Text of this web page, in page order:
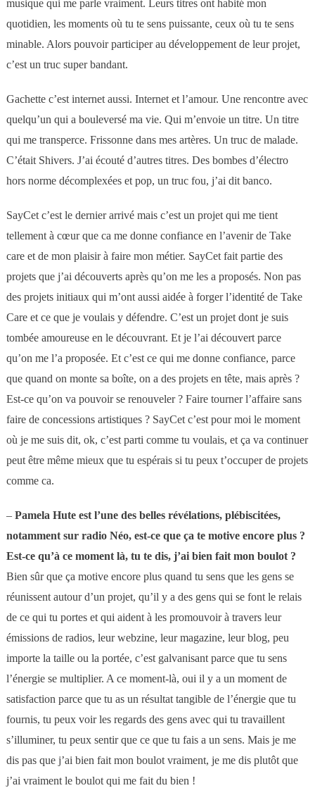
musique qui me parle vraiment. Leurs titres ont habité mon
quotidien, les moments où tu te sens puissante, ceux où tu te sens
minable. Alors pouvoir participer au développement de leur projet,
c’est un truc super bandant.
Gachette c’est internet aussi. Internet et l’amour. Une rencontre avec
quelqu’un qui a bouleversé ma vie. Qui m’envoie un titre. Un titre
qui me transperce. Frissonne dans mes artères. Un truc de malade.
C’était Shivers. J’ai écouté d’autres titres. Des bombes d’électro
hors norme décomplexées et pop, un truc fou, j’ai dit banco.
SayCet c’est le dernier arrivé mais c’est un projet qui me tient
tellement à cœur que ca me donne confiance en l’avenir de Take
care et de mon plaisir à faire mon métier. SayCet fait partie des
projets que j’ai découverts après qu’on me les a proposés. Non pas
des projets initiaux qui m’ont aussi aidée à forger l’identité de Take
Care et ce que je voulais y défendre. C’est un projet dont je suis
tombée amoureuse en le découvrant. Et je l’ai découvert parce
qu’on me l’a proposée. Et c’est ce qui me donne confiance, parce
que quand on monte sa boîte, on a des projets en tête, mais après ?
Est-ce qu’on va pouvoir se renouveler ? Faire tourner l’affaire sans
faire de concessions artistiques ? SayCet c’est pour moi le moment
où je me suis dit, ok, c’est parti comme tu voulais, et ça va continuer
peut être même mieux que tu espérais si tu peux t’occuper de projets
comme ca.
– Pamela Hute est l’une des belles révélations, plébiscitées,
notamment sur radio Néo, est-ce que ça te motive encore plus ?
Est-ce qu’à ce moment là, tu te dis, j’ai bien fait mon boulot ?
Bien sûr que ça motive encore plus quand tu sens que les gens se
réunissent autour d’un projet, qu’il y a des gens qui se font le relais
de ce qui tu portes et qui aident à les promouvoir à travers leur
émissions de radios, leur webzine, leur magazine, leur blog, peu
importe la taille ou la portée, c’est galvanisant parce que tu sens
l’énergie se multiplier. A ce moment-là, oui il y a un moment de
satisfaction parce que tu as un résultat tangible de l’énergie que tu
fournis, tu peux voir les regards des gens avec qui tu travaillent
s’illuminer, tu peux sentir que ce que tu fais a un sens. Mais je me
dis pas que j’ai bien fait mon boulot vraiment, je me dis plutôt que
j’ai vraiment le boulot qui me fait du bien !